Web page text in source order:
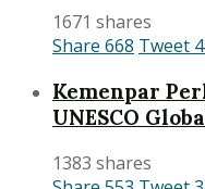
1671 shares
Share 668 Tweet
Kemenpar
UNESCO
1383 shares